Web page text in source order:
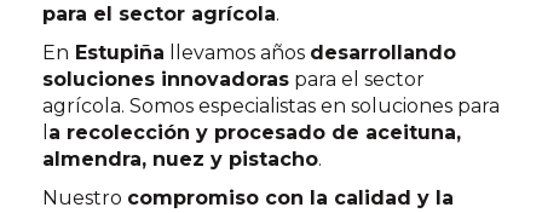
para el sector agrícola.
En Estupiña llevamos años desarrollando
soluciones innovadoras para el sector
agrícola. Somos especialistas en soluciones para
a recolección y procesado de aceituna,
almendra, nuez y pistacho.
Nuestro compromiso con la calidad y la